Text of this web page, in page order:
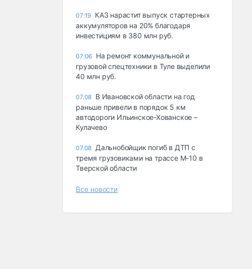
07:19 КАЗ нарастит выпуск стартерных
аккумуляторов на 20% благодаря
инвестициям в 380 млн руб.
07:06 На ремонт коммунальной и
грузовой спецтехники в Туле выделили
40 млн руб.
07.08 В Ивановской области на год
раньше привели в порядок 5 км
автодороги Ильинское-Хованское –
Кулачево
07.08 Дальнобойщик погиб в ДТП с
тремя грузовиками на трассе М-10 в
Тверской области
Все новости